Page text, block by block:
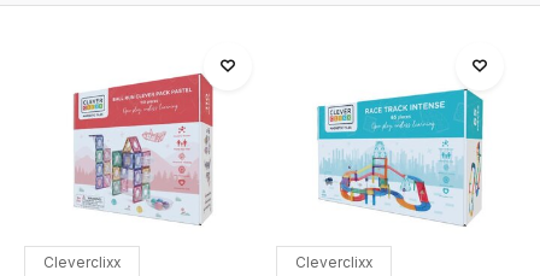
Cleverclixx Cleverclixx